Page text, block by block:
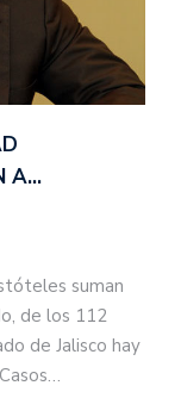
A…
suman
de los 112
de Jalisco hay